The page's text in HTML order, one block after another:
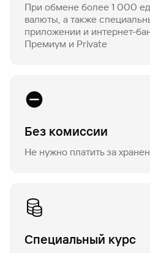
При обмене более 1 000
валюты, а также
приложении и интернет-
Премиум и Private
Без комиссии
Не нужно платить за
Специальный курс